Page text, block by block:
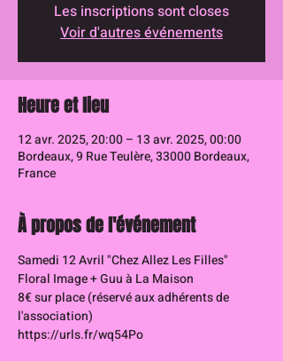
Les inscriptions sont closes
Voir d'autres événements
Heure et lieu
12 avr. 2025, 20:00 – 13 avr. 2025, 00:00
Bordeaux, 9 Rue Teulère, 33000 Bordeaux,
France
À propos de l'événement
Samedi 12 Avril "Chez Allez Les Filles"
Floral Image + Guu à La Maison
8€ sur place (réservé aux adhérents de
l'association)
https://urls.fr/wq54Po